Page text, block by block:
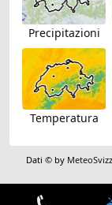
Precipitazioni
Temperatura
Dati © by